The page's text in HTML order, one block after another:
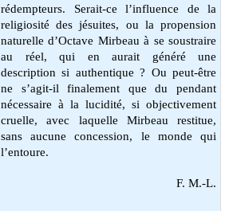
rédempteurs. Serait-ce l’influence de la
religiosité des jésuites, ou la propension
naturelle d’Octave Mirbeau à se soustraire
au réel, qui en aurait généré une
description si authentique ? Ou peut-être
ne s’agit-il finalement que du pendant
nécessaire à la lucidité, si objectivement
cruelle, avec laquelle Mirbeau restitue,
sans aucune concession, le monde qui
l’entoure.
F. M.-L.